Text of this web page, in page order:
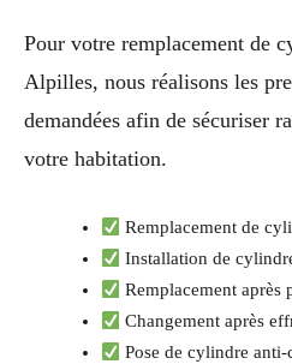
Pour votre remplacement de
Alpilles, nous réalisons les
demandées afin de sécuriser
votre habitation.
Remplacement de
Installation de
Remplacement après
Changement après
Pose de cylindre anti-